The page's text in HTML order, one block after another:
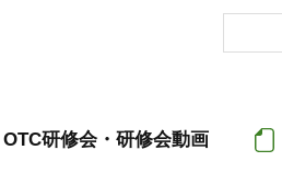
OTC研修会・研修会動画